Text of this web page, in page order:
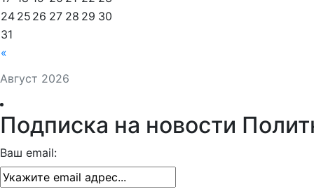
Август 2026
«
24 25 26 27 28 29 30
31
Подписка на новости
Ваш email: